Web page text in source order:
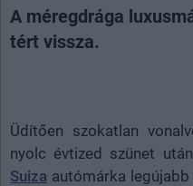
A méregdrága
tért vissza.
Üdítően szokatlan
nyolc évtized szünet
Suiza autómárka legújabb